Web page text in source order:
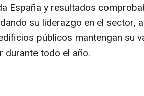
España y resultados
su liderazgo en el sector,
públicos mantengan su
durante todo el año.